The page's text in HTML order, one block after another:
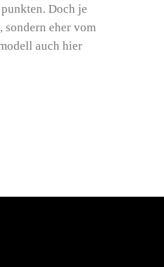
Doch je
eher vom
auch hier